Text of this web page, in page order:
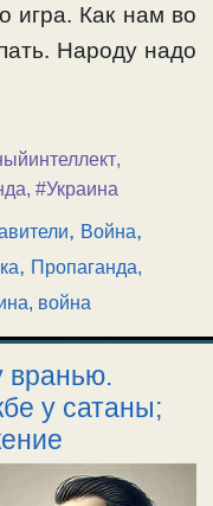
игра. Как нам во
Народу надо
,
, #Украина
, Война,
, Пропаганда,
война
вранью.
у сатаны;